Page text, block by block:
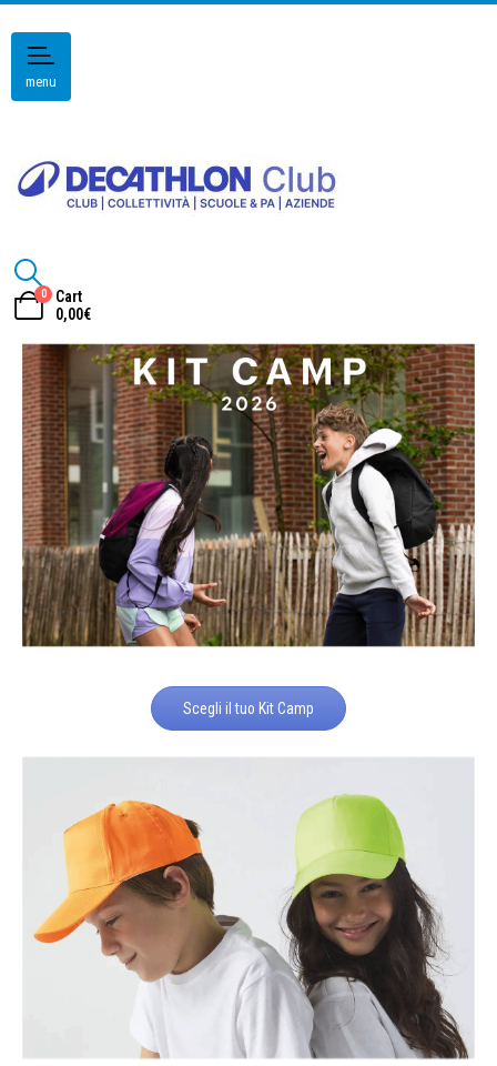
menu
0
Cart
0,00€
Scegli il tuo Kit Camp